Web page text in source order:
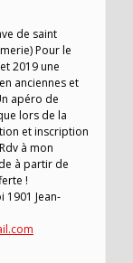
de saint
Pour le
2019 une
anciennes et
apéro de
lors de la
et inscription
à mon
à partir de
!
1901 Jean-